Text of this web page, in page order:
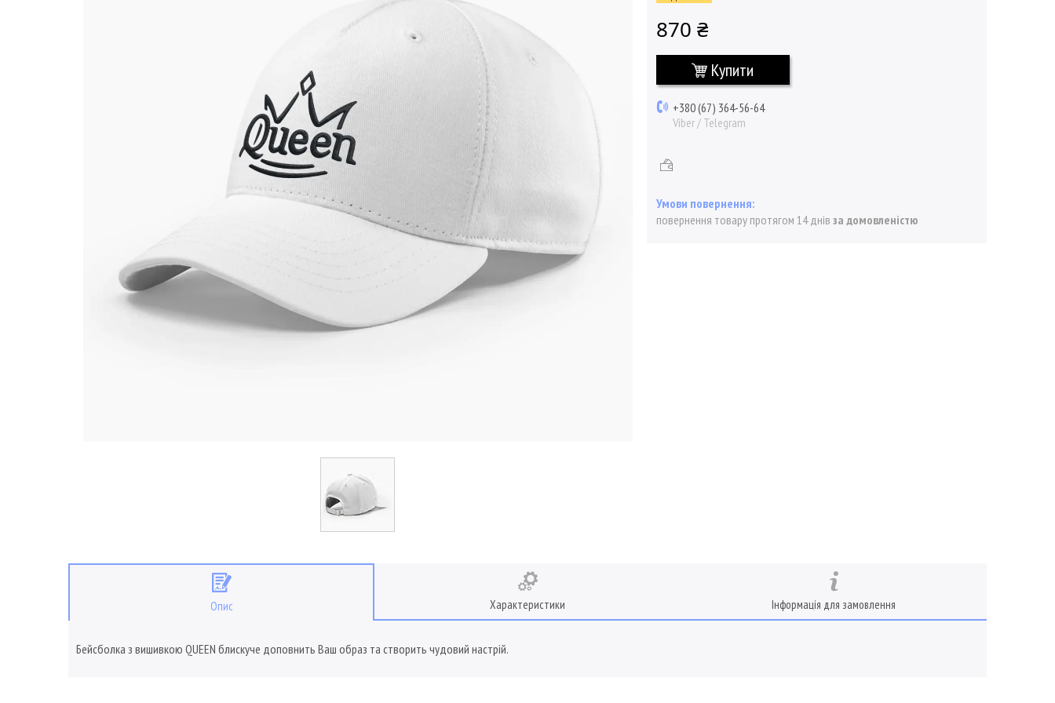
870 ₴
Купити
+380 (67) 364-56-64
Viber / Telegram
повернення товару протягом 14 днів за домовленістю
Опис Характеристики Інформація для замовлення
Бейсболка з вишивкою QUEEN блискуче доповнить Ваш образ та створить чудовий настрій.